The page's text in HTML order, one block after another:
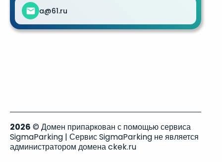
a@61.ru
2026 © Домен припаркован с помощью сервиса
SigmaParking | Сервис SigmaParking не является
администратором домена ckek.ru